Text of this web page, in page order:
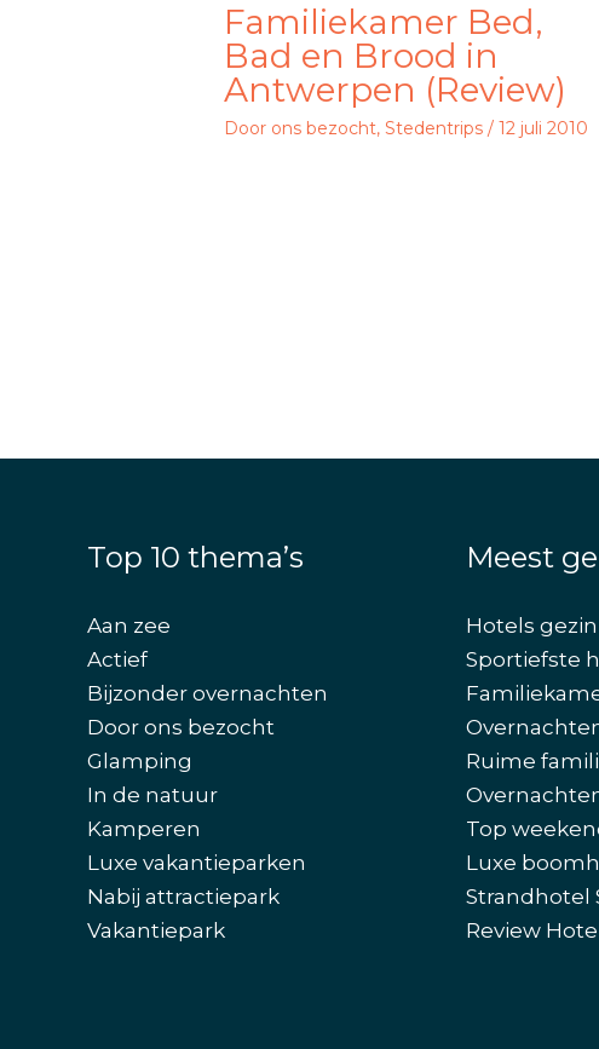
Familiekamer Bed,
Bad en Brood in
Antwerpen (Review)
Door ons bezocht,Stedentrips /12 juli 2010
Top 10 thema’s
Aan zee
Actief
Bijzonder overnachten
Door ons bezocht
Glamping
In de natuur
Kamperen
Luxe vakantieparken
Nabij attractiepark
Vakantiepark
Meest
Hotels
Sportiefste
Ruime
Top
Luxe
Strandhotel
Review